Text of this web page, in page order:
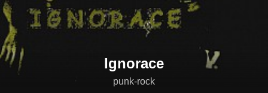
Ignorace
punk-rock